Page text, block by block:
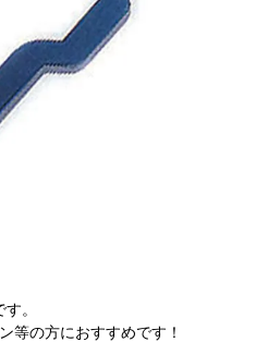
。
等の方におすすめです！